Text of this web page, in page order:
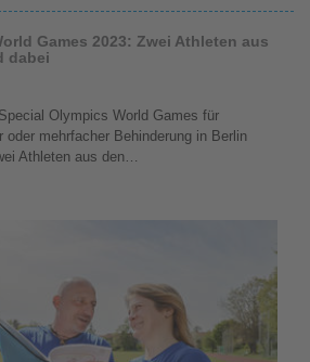
Games 2023: Zwei Athleten aus
dabei
Olympics World Games für
oder mehrfacher Behinderung in Berlin
Athleten aus den…